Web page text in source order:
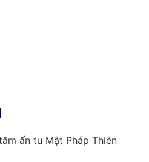
ấn tu Mật Pháp Thiên